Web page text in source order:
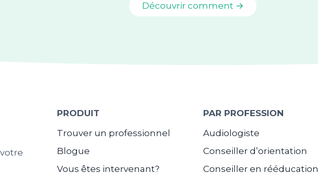
Découvrir comment →
PRODUIT
Trouver un professionnel
Blogue
Vous êtes intervenant?
PAR PROFESSION
Audiologiste
Conseiller d’orientation
Conseiller en rééducation